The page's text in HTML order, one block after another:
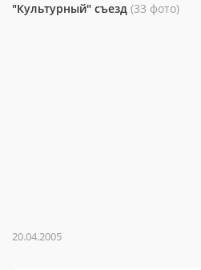
"Культурный" съезд (33 фото)
20.04.2005